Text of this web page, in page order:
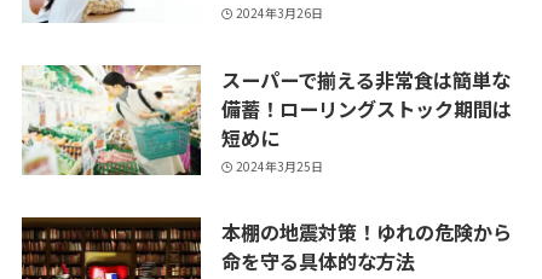
2024年3月26日
スーパーで揃える非常食は簡単な
備蓄！ローリングストック期間は
短めに
2024年3月25日
本棚の地震対策！ゆれの危険から
命を守る具体的な方法